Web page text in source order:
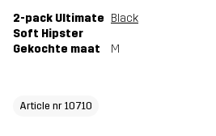
2-pack Ultimate
Soft Hipster
Black
Gekochte maat M
Article nr 10710